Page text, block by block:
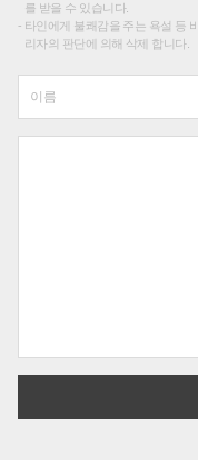
를 받을 수 있습니다.
타인에게 불쾌감을 주는 욕설 등
리자의 판단에 의해 삭제 합니다.